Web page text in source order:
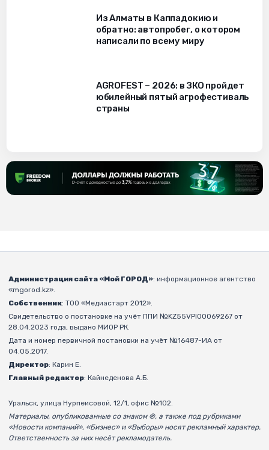
Из Алматы в Каппадокию и
обратно: автопробег, о котором
написали по всему миру
AGROFEST – 2026: в ЗКО пройдет
юбилейный пятый агрофестиваль
страны
Администрация сайта «Мой ГОРОД»: информационное агентство
«mgorod.kz».
Собственник: ТОО «Медиастарт 2012».
Свидетельство о постановке на учёт ППИ №KZ55VPI00069267 от
28.04.2023 года, выдано МИОР РК.
Дата и номер первичной постановки на учёт №16487-ИА от
04.05.2017.
Директор: Карин Е.
Главный редактор: Кайнеденова А.Б.
Уральск, улица Нурпеисовой, 12/1, офис №102.
Материалы, опубликованные со знаком ®, а также под рубриками
«Новости компаний», «Бизнес» и «Выборы» носят рекламный характер.
Ответственность за них несёт рекламодатель.